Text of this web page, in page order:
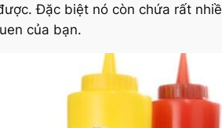
Đặc biệt nó còn chứa rất
của bạn.